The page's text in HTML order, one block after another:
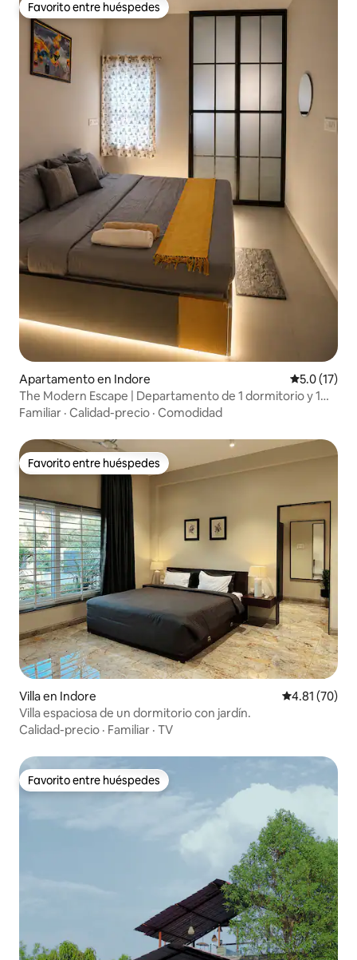
Favorito entre huéspedes
Favorito entre huéspedes
Apartamento en Indore Calificación
5.0 (17)
The Modern Escape | Departamento de 1 dormitorio y 1
baño cerca de LIG Square
Familiar · Calidad-precio · Comodidad
Favorito entre huéspedes
Favorito entre huéspedes
Villa en Indore Calificación
4.81 (70)
Villa espaciosa de un dormitorio con jardín.
Calidad-precio · Familiar · TV
Favorito entre huéspedes
Favorito entre huéspedes